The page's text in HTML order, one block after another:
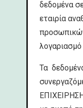
δεδομένα
εταιρία
λογαριασμό
Τα